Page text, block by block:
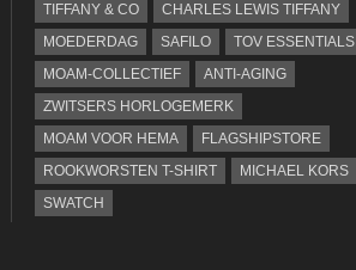
TIFFANY & CO
CHARLES LEWIS TIFFANY
MOEDERDAG
SAFILO
TOV ESSENTIALS
MOAM-COLLECTIEF
ANTI-AGING
ZWITSERS HORLOGEMERK
MOAM VOOR HEMA
FLAGSHIPSTORE
ROOKWORSTEN T-SHIRT
MICHAEL KORS
SWATCH